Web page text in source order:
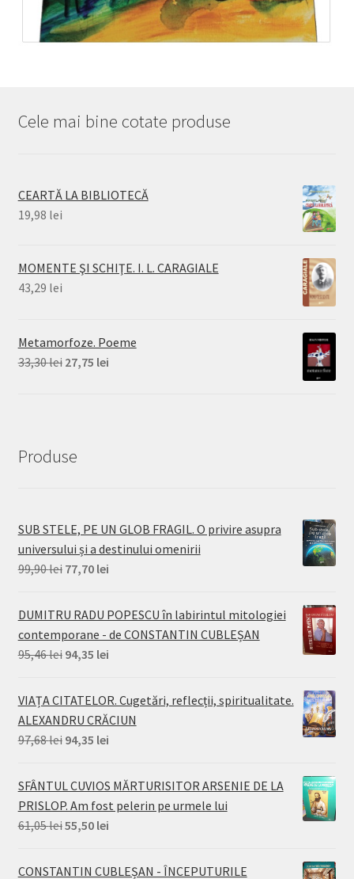
Cele mai bine cotate produse
CEARTĂ LA BIBLIOTECĂ
19,98 lei
MOMENTE ŞI SCHIŢE. I. L. CARAGIALE
43,29 lei
Metamorfoze. Poeme
33,30lei Prețul
27,75 leiPrețul
Produse
SUB STELE, PE UN GLOB FRAGIL. O privire asupra
universului și a destinului omenirii
99,90lei Prețul
a
99,90 lei.
77,70 leiPrețul
este:
77,70 lei.
DUMITRU RADU POPESCU în labirintul mitologiei
contemporane - de CONSTANTIN CUBLEȘAN
95,46lei Prețul
a
fost:
95,46 lei.
94,35 leiPrețul
este:
94,35 lei.
VIAȚA CITATELOR. Cugetări, reflecții, spiritualitate.
ALEXANDRU CRĂCIUN
97,68lei Prețul
a
fost:
97,68 lei.
94,35 leiPrețul
este:
94,35 lei.
SFÂNTUL CUVIOS MĂRTURISITOR ARSENIE DE LA
PRISLOP. Am fost pelerin pe urmele lui
61,05lei Prețul
a
55,50 leiPrețul
este:
CONSTANTIN CUBLEȘAN - ÎNCEPUTURILE